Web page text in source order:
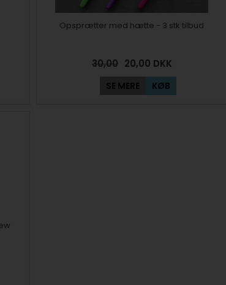
Opsprætter med hætte - 3 stk tilbud
30,00 20,00 DKK
SE MERE KØB